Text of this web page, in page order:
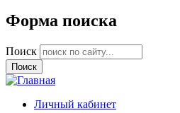
Форма поиска
Поиск
Личный кабинет